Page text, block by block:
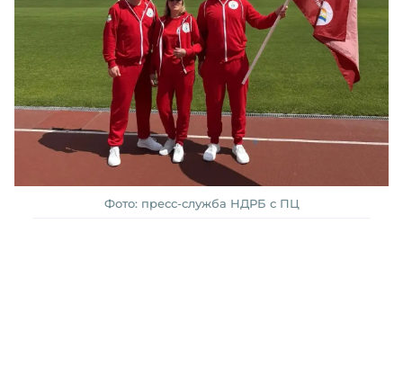
Фото: пресс-служба НДРБ с ПЦ